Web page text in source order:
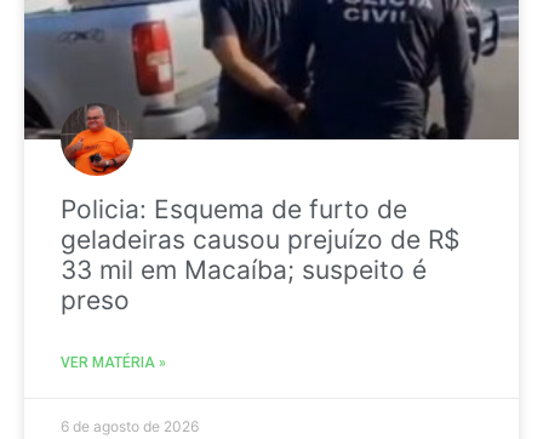
Policia: Esquema de furto de
geladeiras causou prejuízo de R$
33 mil em Macaíba; suspeito é
preso
VER MATÉRIA »
6 de agosto de 2026